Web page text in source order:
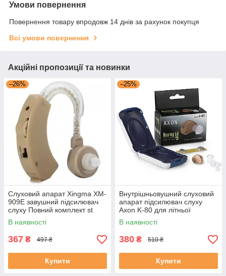
Умови повернення
Повернення товару впродовж 14 днів за рахунок покупця
Всі умови повернення
Акційні пропозиції та новинки
–26%
Слуховий апарат Xingma XM-
909E завушний підсилювач
слуху Повний комплект st
В наявності
367 ₴ 497 ₴
Купити
–25%
Внутрішньовушний слуховий
апарат підсилювач слуху
Axon K-80 для літньої
людини пенсіонерів
В наявності
380 ₴ 510 ₴
Купити